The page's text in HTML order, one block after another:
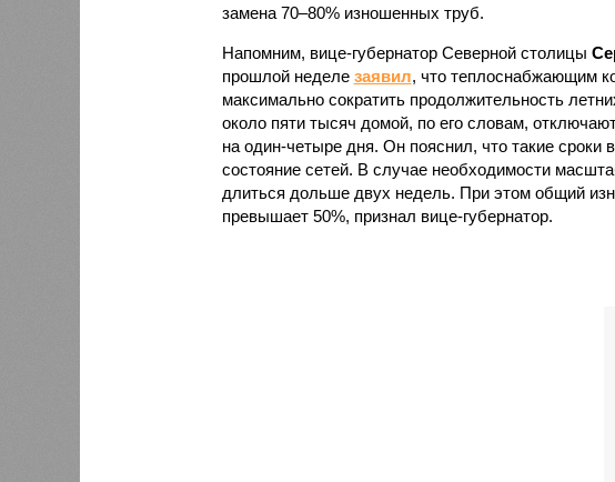
замена 70–80% изношенных труб.
Напомним, вице-губернатор Северной столицы
прошлой неделе заявил, что теплоснабжающим
максимально сократить продолжительность
около пяти тысяч домой, по его словам,
на один-четыре дня. Он пояснил, что такие сроки
состояние сетей. В случае необходимости
длиться дольше двух недель. При этом общий
превышает 50%, признал вице-губернатор.